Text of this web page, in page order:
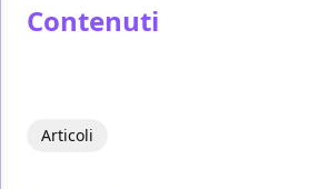
Contenuti
Articoli